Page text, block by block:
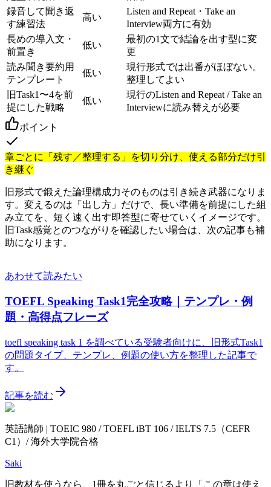
録音して聞き返
す練習法
高い
Listen and Repeat・Take an
Interview両方に有効
長めの導入文・
前置き
低い
最初の1文で結論を出す型に変
更
読み聞き要約用
テンプレート
低い
現行形式では出番がほぼない。
整理してよい
旧Task1〜4を前
提にした戦略
低い
現行のListen and Repeat / Take an
Interviewに読み替えが必要
ポイント
章ごとに「残す／整理する」を切り分け、使える部分だけ引
き継ぐ
旧形式で鍛えた論理構成力そのものは引き続き武器になりま
す。変えるのは「出し方」だけで、長い準備を前提にした組
み立てを、短く速く出す即答型に寄せていくイメージです。
旧Task感覚とのつながりを確認したい場合は、次の記事も補
助になります。
あわせて読みたい
TOEFL Speaking Task1完全攻略｜テンプレ・例
題・高得点フレーズ
toefl speaking task 1 を調べている受験者向けに、旧形式Task1
の問題タイプ、テンプレ、例題の使い方を整理した記事で
す。
記事を読む
英語講師 | TOEIC 980 / TOEFL iBT 106 / IELTS 7.5（CEFR
C1）/ 海外大学院合格
Saki
旧教材を使うなら、1冊を丸ごと信じるより「この章は使え